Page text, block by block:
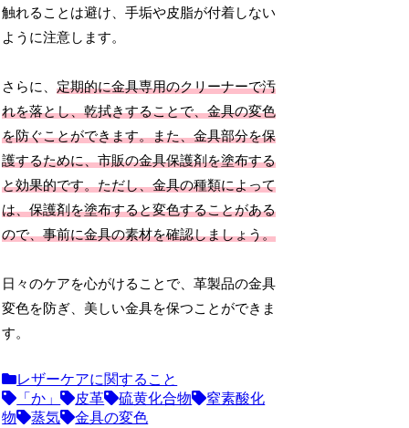
触れることは避け、手垢や皮脂が付着しない
ように注意します。
さらに、定期的に金具専用のクリーナーで汚
れを落とし、乾拭きすることで、金具の変色
を防ぐことができます。また、金具部分を保
護するために、市販の金具保護剤を塗布する
と効果的です。ただし、金具の種類によって
は、保護剤を塗布すると変色することがある
ので、事前に金具の素材を確認しましょう。
日々のケアを心がけることで、革製品の金具
変色を防ぎ、美しい金具を保つことができま
す。
レザーケアに関すること
「か」
皮革 硫黄化合物
窒素酸化
物
蒸気
金具の変色